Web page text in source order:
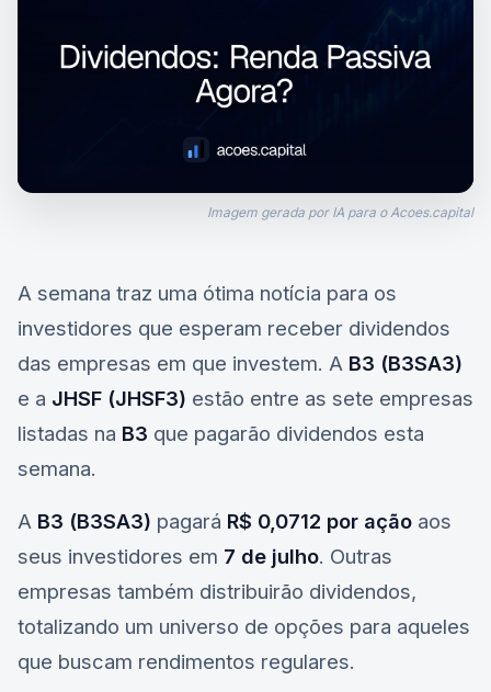
Imagem gerada por IA para o Acoes.capital
A semana traz uma ótima notícia para os
investidores que esperam receber dividendos
das empresas em que investem. A B3 (B3SA3)
e a JHSF (JHSF3) estão entre as sete empresas
listadas na B3 que pagarão dividendos esta
semana.
A B3 (B3SA3) pagará R$ 0,0712 por ação aos
seus investidores em 7 de julho. Outras
empresas também distribuirão dividendos,
totalizando um universo de opções para aqueles
que buscam rendimentos regulares.